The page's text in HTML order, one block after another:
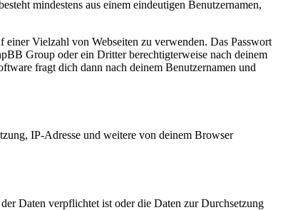
mindestens aus einem eindeutigen Benutzernamen,
Vielzahl von Webseiten zu verwenden. Das Passwort
Group oder ein Dritter berechtigterweise nach deinem
fragt dich dann nach deinem Benutzernamen und
IP-Adresse und weitere von deinem Browser
Daten verpflichtet ist oder die Daten zur Durchsetzung